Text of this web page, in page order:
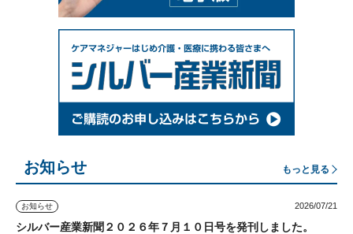
お知らせ もっと見る
お知らせ 2026/07/21
シルバー産業新聞２０２６年７月１０日号を発刊しました。